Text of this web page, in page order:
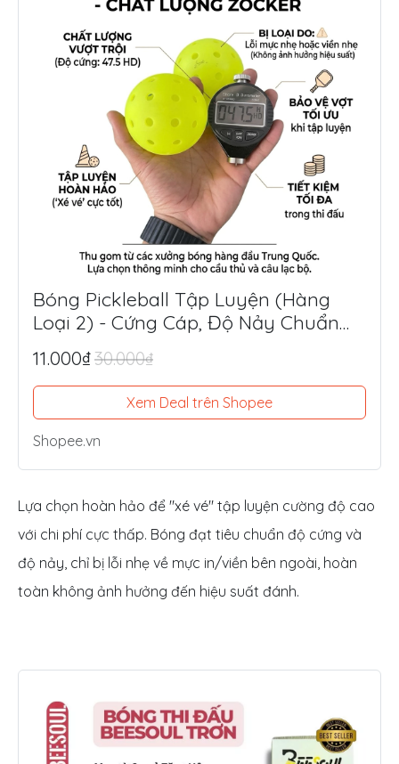
Bóng Pickleball Tập Luyện (Hàng
Loại 2) - Cứng Cáp, Độ Nảy Chuẩn
Thi Đấu, Siêu Tiết Kiệm
11.000₫30.000₫
Xem Deal trên Shopee
Shopee.vn
Lựa chọn hoàn hảo để "xé vé" tập luyện cường độ cao
với chi phí cực thấp. Bóng đạt tiêu chuẩn độ cứng và
độ nảy, chỉ bị lỗi nhẹ về mực in/viền bên ngoài, hoàn
toàn không ảnh hưởng đến hiệu suất đánh.